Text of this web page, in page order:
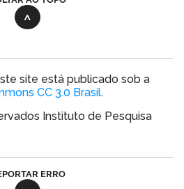
site está publicado sob a
CC 3.0 Brasil.
Instituto de Pesquisa
ERRO